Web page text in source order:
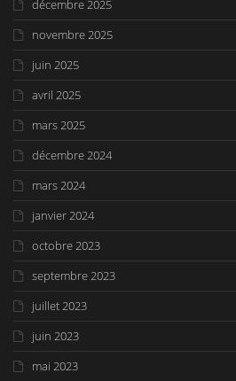
décembre 2025
novembre 2025
juin 2025
avril 2025
mars 2025
décembre 2024
mars 2024
janvier 2024
octobre 2023
septembre 2023
juillet 2023
juin 2023
mai 2023